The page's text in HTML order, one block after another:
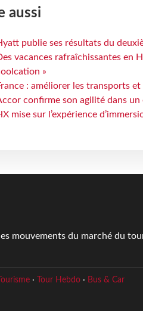
aussi
publie ses résultats du
vacances rafraîchissantes en
»
: améliorer les transports
confirme son agilité dans
mise sur l’expérience
mouvements du marché du
· Tour Hebdo· Bus & Car